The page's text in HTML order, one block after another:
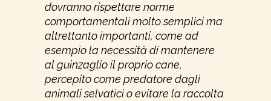
dovranno rispettare norme
comportamentali molto semplici ma
altrettanto importanti, come ad
esempio la necessità di mantenere
al guinzaglio il proprio cane,
percepito come predatore dagli
animali selvatici o evitare la raccolta